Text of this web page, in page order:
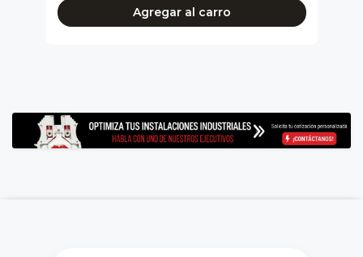
Agregar al carro